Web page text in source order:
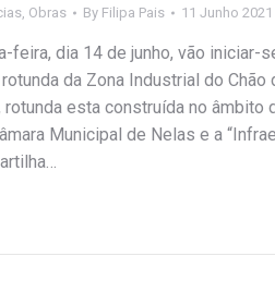
Obras By Filipa Pais 11 Junho 2021
feira, dia 14 de junho, vão iniciar-
da Zona Industrial do
rotunda esta construída no âmbito
Municipal de Nelas e a